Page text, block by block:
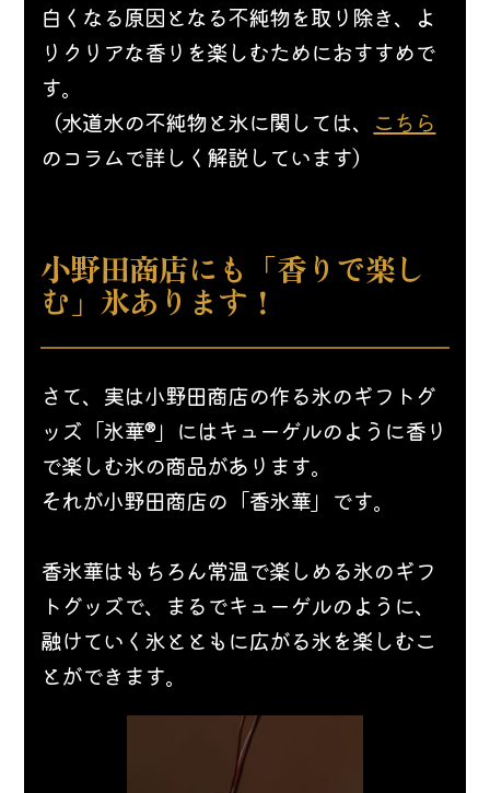
白くなる原因となる不純物を取り除き、よ
りクリアな香りを楽しむためにおすすめで
す。
（水道水の不純物と氷に関しては、 こちら
のコラムで詳しく解説しています）
小野田商店にも「香りで楽し
む」氷あります！
さて、実は小野田商店の作る氷のギフトグ
ッズ「氷華®」にはキューゲルのように香り
で楽しむ氷の商品があります。
それが小野田商店の「香氷華」です。
香氷華はもちろん常温で楽しめる氷のギフ
トグッズで、まるでキューゲルのように、
融けていく氷とともに広がる氷を楽しむこ
とができます。